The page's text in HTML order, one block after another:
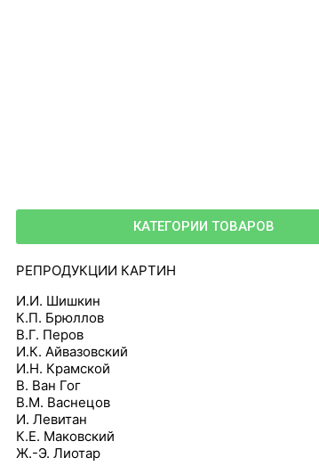
КАТЕГОРИИ ТОВАРОВ
РЕПРОДУКЦИИ КАРТИН
И.И. Шишкин
К.П. Брюллов
В.Г. Перов
И.К. Айвазовский
И.Н. Крамской
В. Ван Гог
В.М. Васнецов
И. Левитан
К.Е. Маковский
Ж.-Э. Лиотар